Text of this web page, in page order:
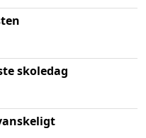
skoledag